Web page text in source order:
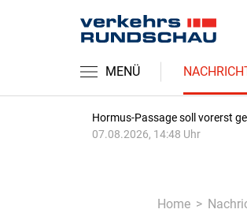
MENÜ
Hormus-Passage soll vorerst
07.08.2026, 14:48 Uhr
Home